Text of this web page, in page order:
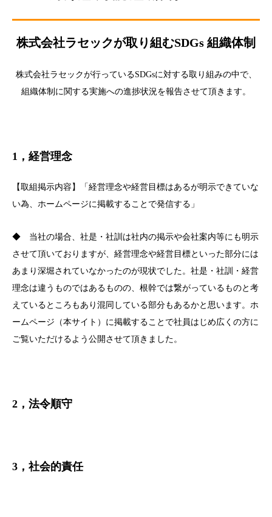
株式会社ラセックが取り組むSDGs 組織体制
株式会社ラセックが行っているSDGsに対する取り組みの中で、
組織体制に関する実施への進捗状況を報告させて頂きます。
1，経営理念
【取組掲示内容】「経営理念や経営目標はあるが明示できていな
い為、ホームページに掲載することで発信する」
◆ 当社の場合、社是・社訓は社内の掲示や会社案内等にも明示
させて頂いておりますが、経営理念や経営目標といった部分には
あまり深堀されていなかったのが現状でした。社是・社訓・経営
理念は違うものではあるものの、根幹では繋がっているものと考
えているところもあり混同している部分もあるかと思います。ホ
ームページ（本サイト）に掲載することで社員はじめ広くの方に
ご覧いただけるよう公開させて頂きました。
2，法令順守
3，社会的責任